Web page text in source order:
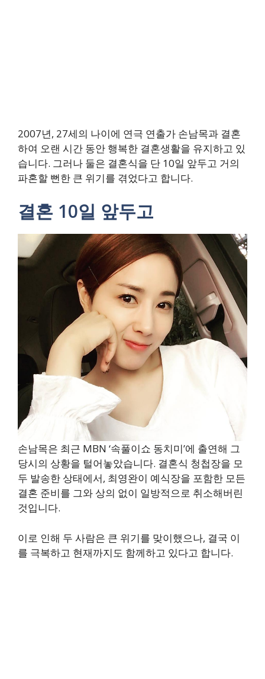
2007년, 27세의 나이에 연극 연출가 손남목과 결혼
하여 오랜 시간 동안 행복한 결혼생활을 유지하고 있
습니다. 그러나 둘은 결혼식을 단 10일 앞두고 거의
파혼할 뻔한 큰 위기를 겪었다고 합니다.
결혼 10일 앞두고
손남목은 최근 MBN ‘속풀이쇼 동치미’에 출연해 그
당시의 상황을 털어놓았습니다. 결혼식 청첩장을 모
두 발송한 상태에서, 최영완이 예식장을 포함한 모든
결혼 준비를 그와 상의 없이 일방적으로 취소해버린
것입니다.
이로 인해 두 사람은 큰 위기를 맞이했으나, 결국 이
를 극복하고 현재까지도 함께하고 있다고 합니다.